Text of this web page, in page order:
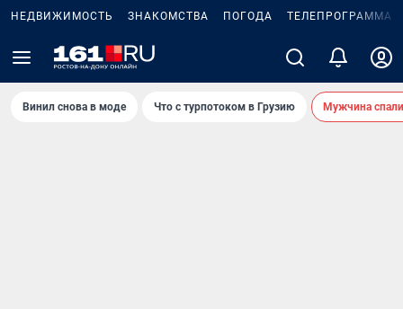
НЕДВИЖИМОСТЬ ЗНАКОМСТВА ПОГОДА ТЕЛЕПРОГРАММА
Винил снова в моде Что с турпотоком в Грузию Мужчина